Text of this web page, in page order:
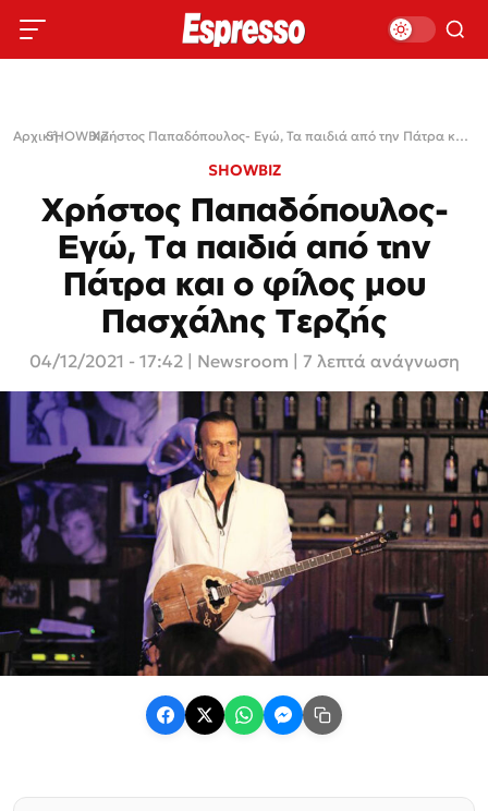
Αρχική›
SHOWBIZ› Χρήστος Παπαδόπουλος- Εγώ, Τα παιδιά από την Πάτρα και ο φίλος μου Πασχάλης Τερζής
SHOWBIZ
Χρήστος Παπαδόπουλος-
Εγώ, Τα παιδιά από την
Πάτρα και ο φίλος μου
Πασχάλης Τερζής
04/12/2021 - 17:42 Newsroom | 7 λεπτά ανάγνωση